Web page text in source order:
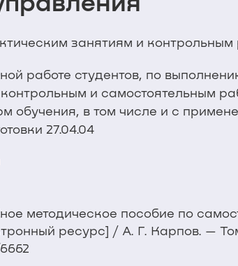
занятиям и контрольным
работе студентов, по
и самостоятельным
обучения, в том числе и с
27.04.04
методическое пособие по
ресурс] / А. Г. Карпов. —